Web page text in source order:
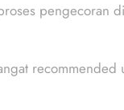
pengecoran
recommended